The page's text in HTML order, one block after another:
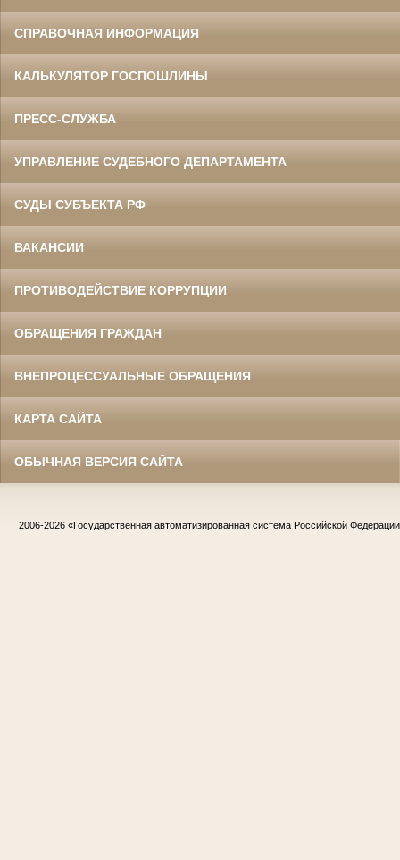
СПРАВОЧНАЯ ИНФОРМАЦИЯ
КАЛЬКУЛЯТОР ГОСПОШЛИНЫ
ПРЕСС-СЛУЖБА
УПРАВЛЕНИЕ СУДЕБНОГО ДЕПАРТАМЕНТА
СУДЫ СУБЪЕКТА РФ
ВАКАНСИИ
ПРОТИВОДЕЙСТВИЕ КОРРУПЦИИ
ОБРАЩЕНИЯ ГРАЖДАН
ВНЕПРОЦЕССУАЛЬНЫЕ ОБРАЩЕНИЯ
КАРТА САЙТА
ОБЫЧНАЯ ВЕРСИЯ САЙТА
2006-2026 «Государственная автоматизированная система Российской